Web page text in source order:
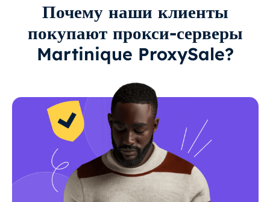
Почему наши клиенты
покупают прокси-серверы
Martinique ProxySale?